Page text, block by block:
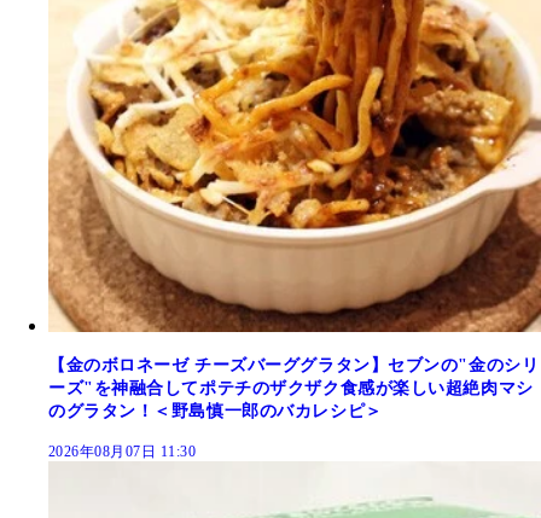
【金のボロネーゼ チーズバーググラタン】セブンの"金のシリ
ーズ"を神融合してポテチのザクザク食感が楽しい超絶肉マシ
のグラタン！＜野島慎一郎のバカレシピ＞
2026年08月07日 11:30